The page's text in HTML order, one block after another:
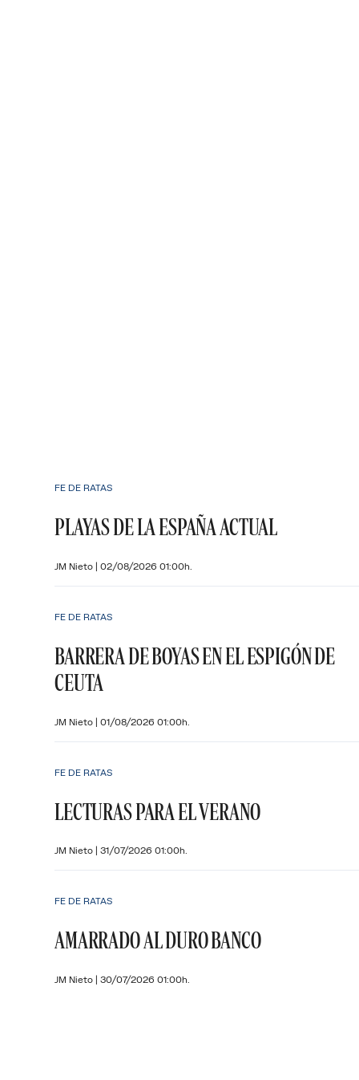
FE DE RATAS
PLAYAS DE LA ESPAÑA ACTUAL
JM Nieto | 02/08/2026 01:00h.
FE DE RATAS
BARRERA DE BOYAS EN EL ESPIGÓN DE
CEUTA
JM Nieto | 01/08/2026 01:00h.
FE DE RATAS
LECTURAS PARA EL VERANO
JM Nieto | 31/07/2026 01:00h.
FE DE RATAS
AMARRADO AL DURO BANCO
JM Nieto | 30/07/2026 01:00h.